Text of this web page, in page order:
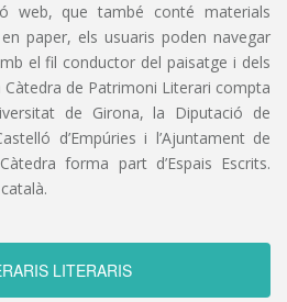
web, que també conté materials
paper, els usuaris poden navegar
el fil conductor del paisatge i dels
Càtedra de Patrimoni Literari compta
de Girona, la Diputació de
d’Empúries i l’Ajuntament de
forma part d’Espais Escrits.
LITERARIS